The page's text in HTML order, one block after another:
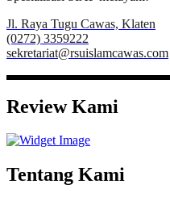
Jl. Raya Tugu Cawas, Klaten
(0272) 3359222
sekretariat@rsuislamcawas.com
Review Kami
Tentang Kami